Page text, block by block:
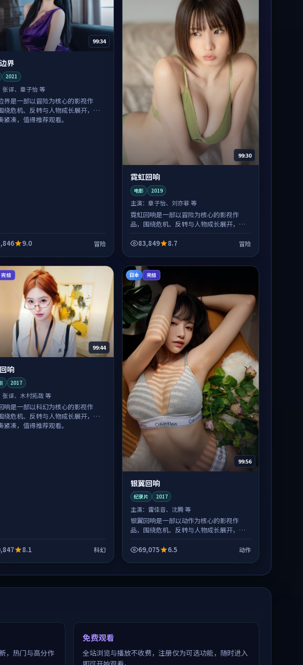
99:34
界
2021
张译、章子怡 等
界是一部以冒险为核心的影视作
绕危机、反转与人物成长展开，整
紧凑，值得推荐观看。
9.0 冒险
99:30
霓虹回响
电影 2019
主演： 章子怡、刘亦菲 等
霓虹回响是一部以冒险为核心的影视作
品，围绕危机、反转与人物成长展开，整
83,849
8.7 冒险
完结
99:44
响
2017
张译、木村拓哉 等
响是一部以科幻为核心的影视作
绕危机、反转与人物成长展开，整
紧凑，值得推荐观看。
8.1 科幻
日本 完结
99:56
银翼回响
纪录片 2017
主演： 雷佳音、沈腾 等
银翼回响是一部以动作为核心的影视作
品，围绕危机、反转与人物成长展开，整
69,075
6.5 动作
，热门与高分作
免费观看
全站浏览与播放不收费，注册仅为可选功能，随时进入